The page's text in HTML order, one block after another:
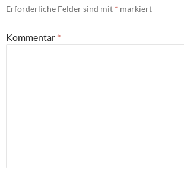
Erforderliche Felder sind mit * markiert
Kommentar *